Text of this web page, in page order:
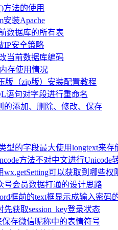
方法的使用
安装Apache
数据库的所有表
IP安全策略
当前数据库编码
存使用情况
版（zip版）安装配置教程
语句对字段进行重命名
的添加、删除、修改、保存
型的字段最大使用longtext来存
方法不对中文进行Unicode
可以获取到哪些权
号会员数据打通的设计思路
框前的text框显示成输入密码
获取session_key登录状态
保存微信昵称中的表情符号